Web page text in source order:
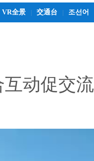
VR全景 交通台 조선어
动促交流